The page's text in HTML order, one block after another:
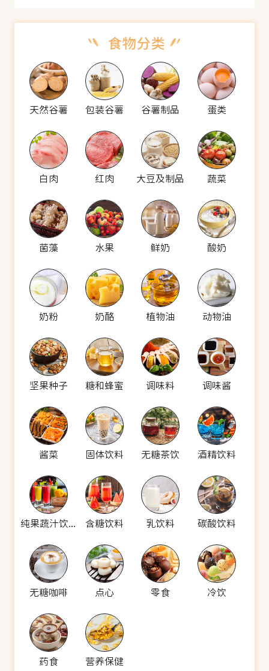
天然谷薯 包装谷薯 谷薯制品 蛋类
白肉 红肉 大豆及制品 蔬菜
菌藻 水果 鲜奶 酸奶
奶粉 奶酪 植物油 动物油
坚果种子 糖和蜂蜜 调味料 调味酱
酱菜 固体饮料 无糖茶饮 酒精饮料
纯果蔬汁饮料 含糖饮料 乳饮料 碳酸饮料
无糖咖啡 点心 零食 冷饮
药食 营养保健